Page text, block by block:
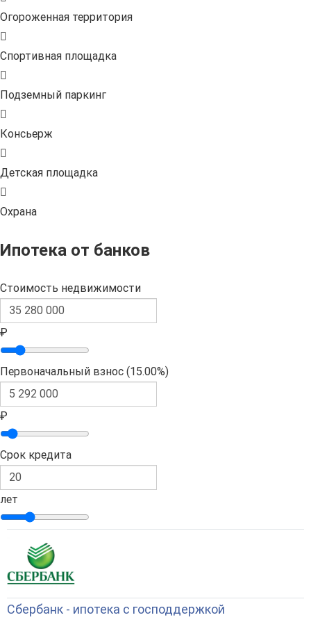
Огороженная территория
Спортивная площадка
Подземный паркинг
Консьерж
Детская площадка
Охрана
Ипотека от банков
Стоимость недвижимости
₽
Первоначальный взнос (15.00%)
₽
Срок кредита
лет
Сбербанк - ипотека с господдержкой